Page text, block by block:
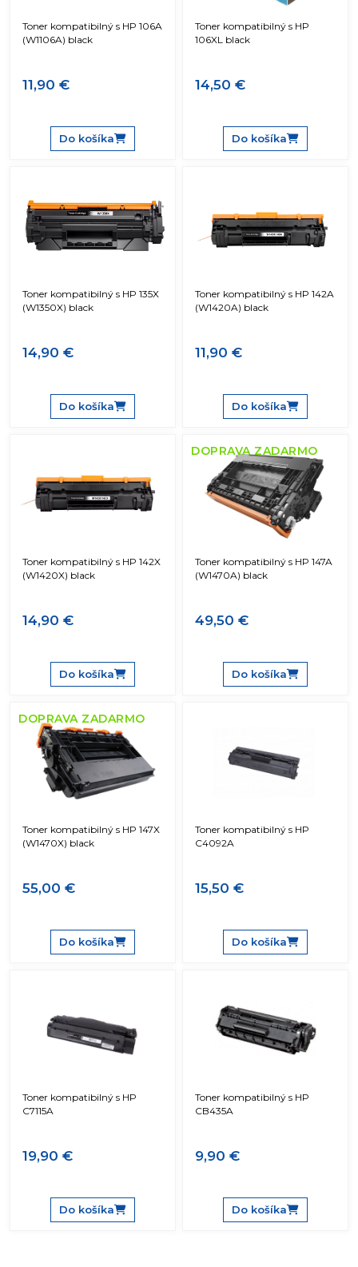
Toner kompatibilný s HP 106A
(W1106A) black
11,90 €
Do košíka
Toner kompatibilný s HP
106XL black
14,50 €
Do košíka
Toner kompatibilný s HP 135X
(W1350X) black
14,90 €
Do košíka
Toner kompatibilný s HP 142A
(W1420A) black
11,90 €
Do košíka
Toner kompatibilný s HP 142X
(W1420X) black
14,90 €
Do košíka
DOPRAVA ZADARMO
Toner kompatibilný s HP 147A
(W1470A) black
49,50 €
Do košíka
DOPRAVA ZADARMO
Toner kompatibilný s HP 147X
(W1470X) black
55,00 €
Do košíka
Toner kompatibilný s HP
C4092A
15,50 €
Do košíka
Toner kompatibilný s HP
C7115A
19,90 €
Do košíka
Toner kompatibilný s HP
CB435A
9,90 €
Do košíka